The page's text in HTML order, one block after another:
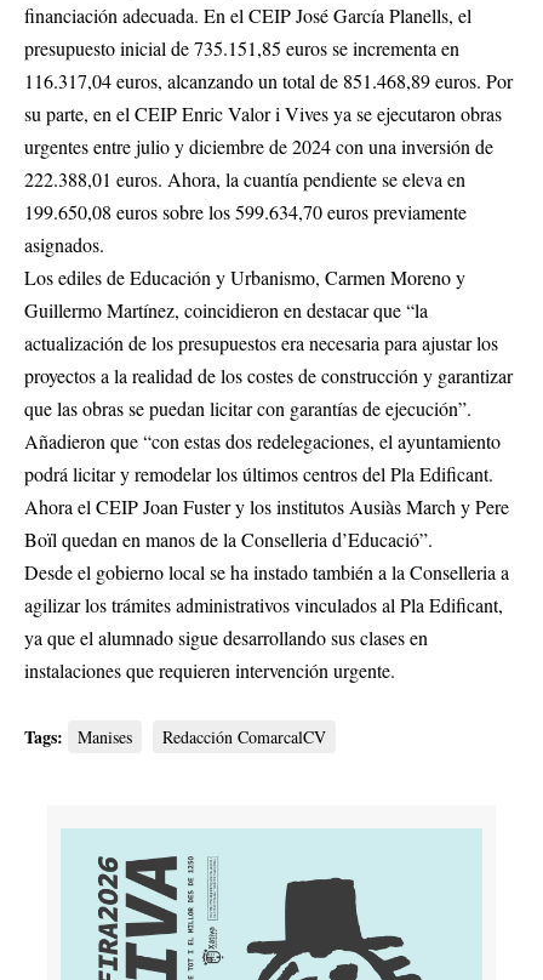
financiación adecuada. En el CEIP José García Planells, el
presupuesto inicial de 735.151,85 euros se incrementa en
116.317,04 euros, alcanzando un total de 851.468,89 euros. Por
su parte, en el CEIP Enric Valor i Vives ya se ejecutaron obras
urgentes entre julio y diciembre de 2024 con una inversión de
222.388,01 euros. Ahora, la cuantía pendiente se eleva en
199.650,08 euros sobre los 599.634,70 euros previamente
asignados.
Los ediles de Educación y Urbanismo, Carmen Moreno y
Guillermo Martínez, coincidieron en destacar que “la
actualización de los presupuestos era necesaria para ajustar los
proyectos a la realidad de los costes de construcción y garantizar
que las obras se puedan licitar con garantías de ejecución”.
Añadieron que “con estas dos redelegaciones, el ayuntamiento
podrá licitar y remodelar los últimos centros del Pla Edificant.
Ahora el CEIP Joan Fuster y los institutos Ausiàs March y Pere
Boïl quedan en manos de la Conselleria d’Educació”.
Desde el gobierno local se ha instado también a la Conselleria a
agilizar los trámites administrativos vinculados al Pla Edificant,
ya que el alumnado sigue desarrollando sus clases en
instalaciones que requieren intervención urgente.
Tags: Manises Redacción ComarcalCV